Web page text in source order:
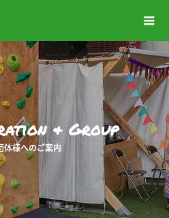
& Group
体様へのご案内